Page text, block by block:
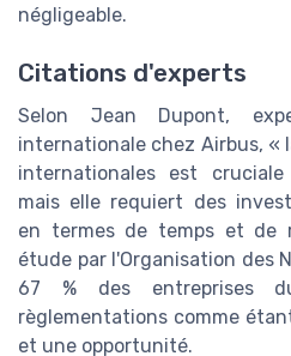
négligeable.
Citations d'experts
Selon Jean Dupont,
internationale chez Airbus, «
internationales est
mais elle requiert des
en termes de temps et de
étude par l'Organisation des
67 % des entreprises
règlementations comme
et une opportunité.